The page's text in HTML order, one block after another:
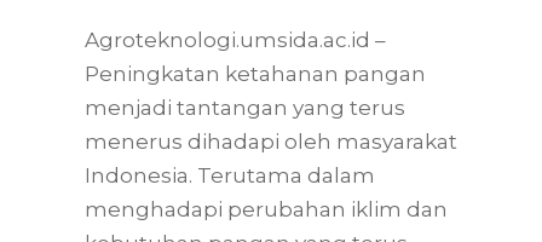
Agroteknologi.umsida.ac.id –
Peningkatan ketahanan pangan
menjadi tantangan yang terus
menerus dihadapi oleh masyarakat
Indonesia. Terutama dalam
menghadapi perubahan iklim dan